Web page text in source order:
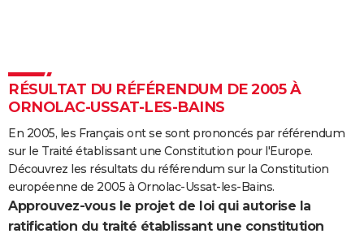
COPAINS D'AVANT
FORUM
Bricolage
Lifestyle
Culture
Sport
Auto
Television
Voyage
Cinema
RÉSULTAT DU RÉFÉRENDUM DE 2005 À
ORNOLAC-USSAT-LES-BAINS
En 2005, les Français ont se sont prononcés par référendum
sur le Traité établissant une Constitution pour l'Europe.
Découvrez les résultats du référendum sur la Constitution
européenne de 2005 à Ornolac-Ussat-les-Bains.
Approuvez-vous le projet de loi qui autorise la
ratification du traité établissant une constitution